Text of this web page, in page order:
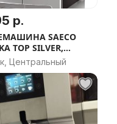
р.
SAECO
TOP SILVER,
Центральный